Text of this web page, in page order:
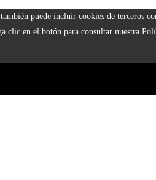
puede incluir cookies de terceros
clic en el botón para consultar nuestra